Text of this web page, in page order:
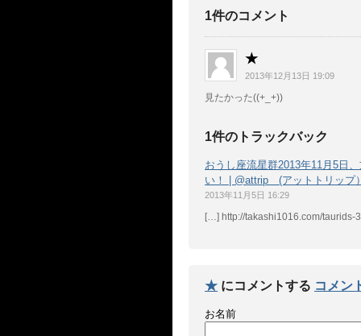
1件のコメント
★
2013年12月13日 19:09
見たかった((+_+))
1件のトラックバック
おうし座流星群2013年11月5日
い！ | @attrip (アットトリップ
2013年11月5日 16:29
[…] http://takashi1016.com/taurids-
★ にコメントする コメン
お名前